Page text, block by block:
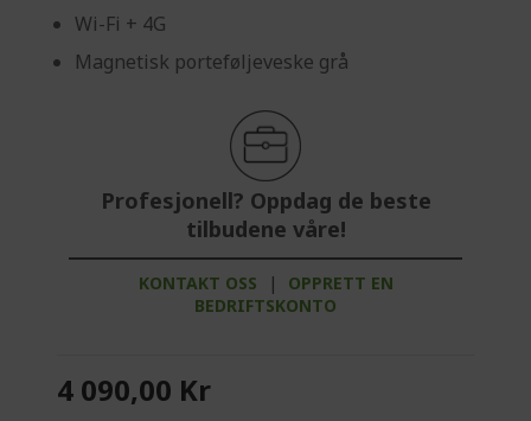
Wi-Fi + 4G
Magnetisk porteføljeveske grå
Profesjonell? Oppdag de beste
tilbudene våre!
KONTAKT OSS |
OPPRETT EN
BEDRIFTSKONTO
4 090,00 Kr